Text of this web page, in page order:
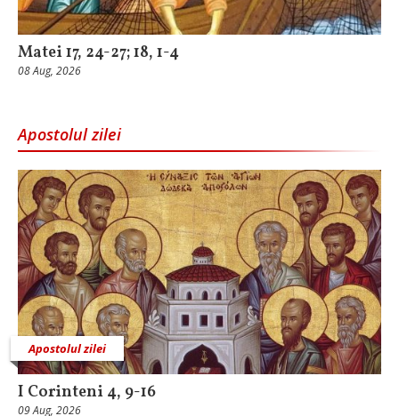
Matei 17, 24-27; 18, 1-4
08 Aug, 2026
Apostolul zilei
Apostolul zilei
I Corinteni 4, 9-16
09 Aug, 2026